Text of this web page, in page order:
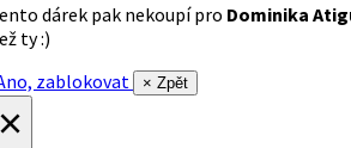
dárek pak nekoupí pro Dominika
ty :)
zablokovat
× Zpět